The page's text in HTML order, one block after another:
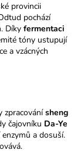
provincii
pochází
Díky fermentaci
tóny ustupují
a vzácných
zpracovánísheng
čajovníku Da-Ye
a dosuší.